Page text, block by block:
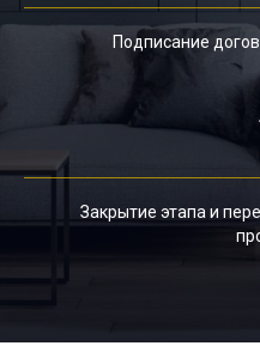
Подписание
Закрытие этапа и